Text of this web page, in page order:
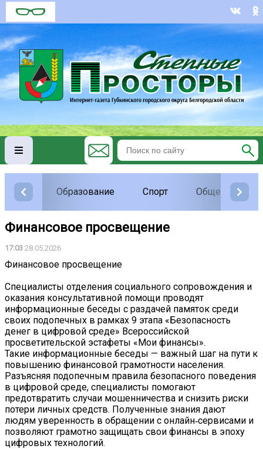
Образование Спорт Общество
Финансовое просвещение
17:03 28.05.2026
Финансовое просвещение
Специалисты отделения социального сопровождения и
оказания консультативной помощи проводят
информационные беседы с раздачей памяток среди
своих подопечных в рамках 9 этапа «Безопасность
денег в цифровой среде» Всероссийской
просветительской эстафеты «Мои финансы».
Такие информационные беседы — важный шаг на пути к
повышению финансовой грамотности населения.
Разъясняя подопечным правила безопасного поведения
в цифровой среде, специалисты помогают
предотвратить случаи мошенничества и снизить риски
потери личных средств. Полученные знания дают
людям уверенность в обращении с онлайн‑сервисами и
позволяют грамотно защищать свои финансы в эпоху
цифровых технологий.